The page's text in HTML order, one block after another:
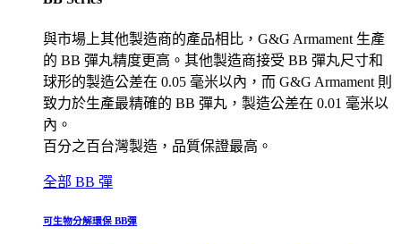
與市場上其他製造商的產品相比，G&G Armament 生產
的 BB 彈丸精度更高。其他製造商接受 BB 彈丸尺寸和
球形的製造公差在 0.05 毫米以內，而 G&G Armament 則
致力於生產最精確的 BB 彈丸，製造公差在 0.01 毫米以
內。
百分之百台灣製造，品質保證最高。
全部 BB 彈
可生物分解環保 BB彈